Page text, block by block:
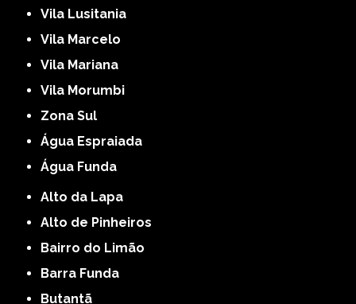
Vila Lusitania
Vila Marcelo
Vila Mariana
Vila Morumbi
Zona Sul
Água Espraiada
Água Funda
Alto da Lapa
Alto de Pinheiros
Bairro do Limão
Barra Funda
Butantã